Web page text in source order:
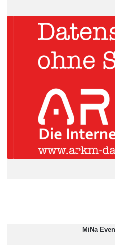
vorhanden. Ob und in welcher
etwas von ihren Einlagen
ungewiss. Gerade die
eindrücklich die Wertigkeit
Giralgeld inmitten von Europa.
MiNa